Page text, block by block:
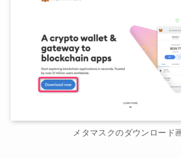
メタマスクのダウンロード